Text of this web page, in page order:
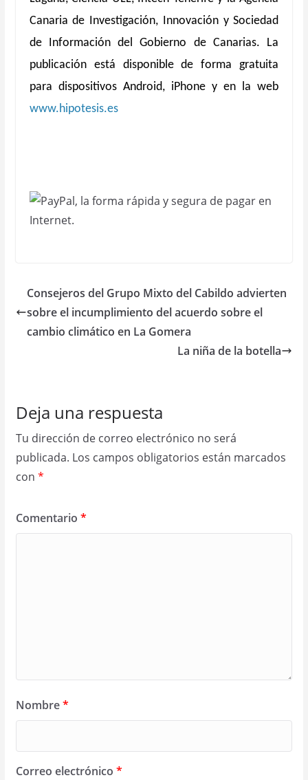
Canaria de Investigación, Innovación y Sociedad
de Información del Gobierno de Canarias. La
publicación está disponible de forma gratuita
para dispositivos Android, iPhone y en la web
www.hipotesis.es
Consejeros del Grupo Mixto del Cabildo advierten
sobre el incumplimiento del acuerdo sobre el
cambio climático en La Gomera
La niña de la botella
Deja una respuesta
Tu dirección de correo electrónico no será
publicada. Los campos obligatorios están marcados
con *
Comentario *
Nombre*
Correo electrónico *